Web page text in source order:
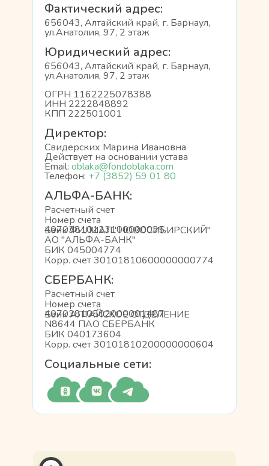
Свидерских Марина Ивановна
Действует на основании устава
Email: oblaka@fondoblaka.com
Телефон: +7 (3852) 59 01 80
ОГРН 1162225078388
ИНН 2222848892
КПП 222501001
Директор:
656043, Алтайский край, г. Барнаул,
ул.Анатолия, 97, 2 этаж
Юридический адрес:
Корр. счет 30101810200000000604
БИК 040173604
Банк АЛТАЙСКОЕ ОТДЕЛЕНИЕ
N8644 ПАО СБЕРБАНК
Номер счета
40703810502000001487
Расчетный счет
656043, Алтайский край, г. Барнаул,
ул.Анатолия, 97, 2 этаж
Социальные сети:
СБЕРБАНК:
Корр. счет 30101810600000000774
БИК 045004774
Банк ФИЛИАЛ "НОВОСИБИРСКИЙ"
АО "АЛЬФА-БАНК"
Номер счета
40703810123100000035
Расчетный счет
АЛЬФА-БАНК:
Фактический адрес: